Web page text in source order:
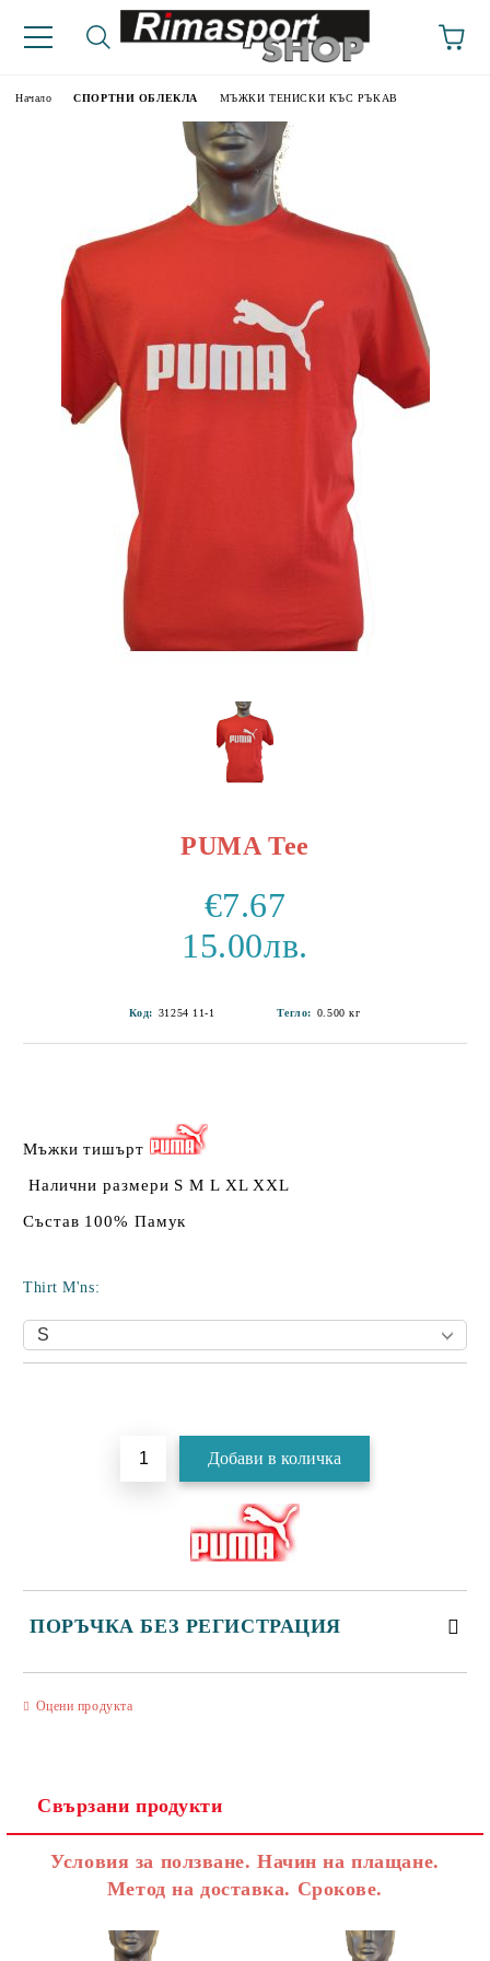
Начало СПОРТНИ ОБЛЕКЛА МЪЖКИ ТЕНИСКИ КЪС РЪКАВ
PUMA Tee
€7.67
15.00лв.
Код: 31254 11-1 Тегло: 0.500 кг
Мъжки тишърт
Налични размери S M L XL XXL
Състав 100% Памук
Thirt M'ns:
ПОРЪЧКА БЕЗ РЕГИСТРАЦИЯ
Оцени продукта
Свързани продукти
Условия за ползване. Начин на плащане.
Метод на доставка. Срокове.